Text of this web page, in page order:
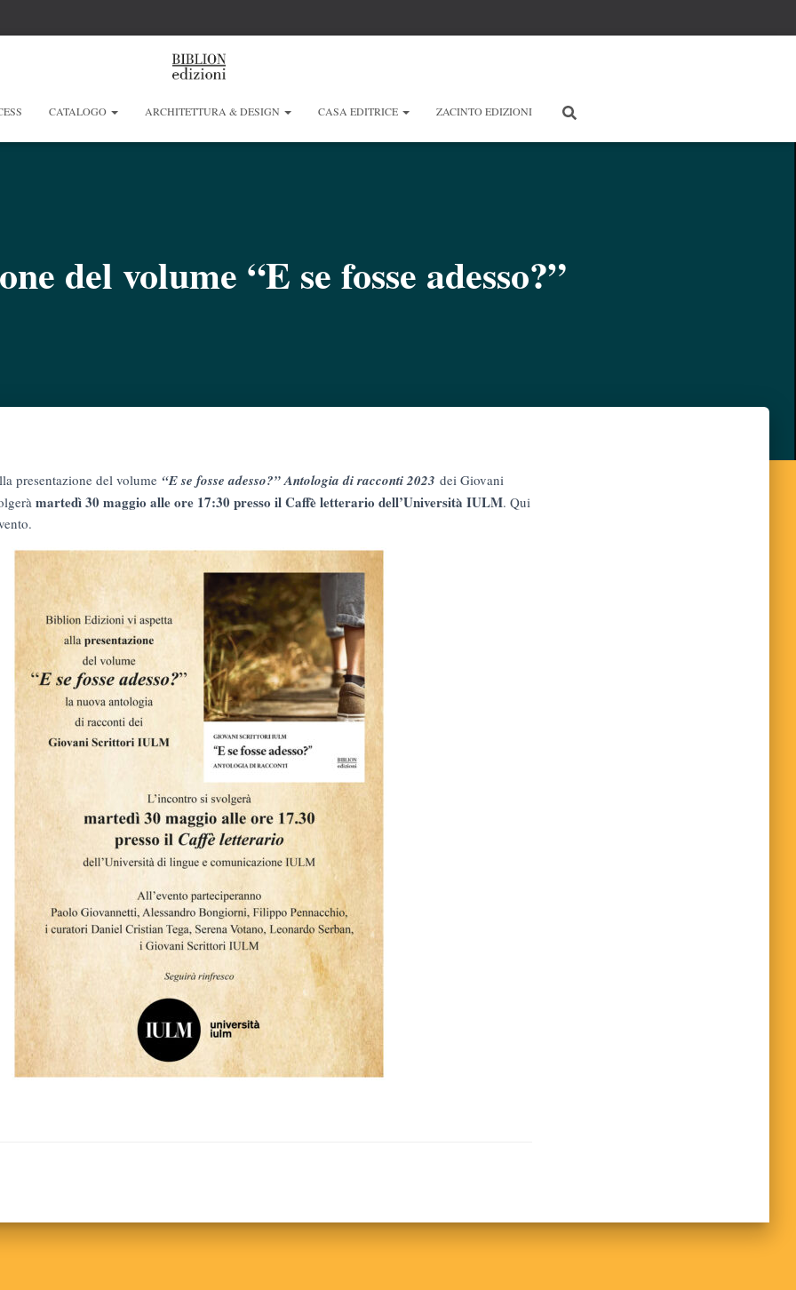
CATALOGO ARCHITETTURA & DESIGN CASA EDITRICE ZACINTO EDIZIONI
del volume “E se fosse adesso?”
presentazione del volume “E se fosse adesso?” Antologia di racconti 2023 dei Giovani
martedì 30 maggio alle ore 17:30 presso il Caffè letterario dell’Università IULM. Qui